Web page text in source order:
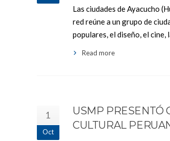
Las ciudades de Ayacucho
red reúne a un grupo de
populares, el diseño, el
Read more
1
Oct
USMP PRESENTÓ
CULTURAL